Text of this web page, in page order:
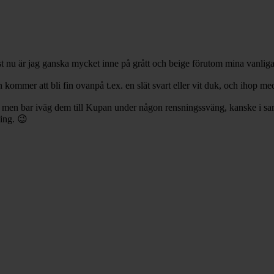
är jag ganska mycket inne på grått och beige förutom mina
att bli fin ovanpå t.ex. en slät svart eller vit duk, och ihop
bar iväg dem till Kupan under någon rensningssväng, kanske i
😉